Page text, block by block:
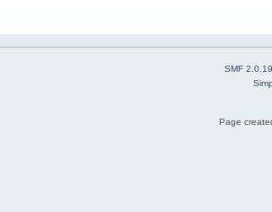
SMF 2.0.19
Page